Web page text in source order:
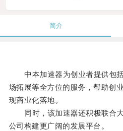
简介
中本加速器为创业者提供包括
场拓展等全方位的服务，帮助创
现商业化落地。
同时，该加速器还积极联合大
公司构建更广阔的发展平台。